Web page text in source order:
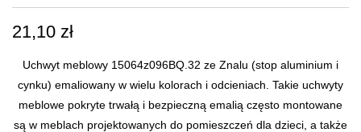
21,10 zł
Uchwyt meblowy 15064z096BQ.32 ze Znalu (stop aluminium i
cynku) emaliowany w wielu kolorach i odcieniach. Takie uchwyty
meblowe pokryte trwałą i bezpieczną emalią często montowane
są w meblach projektowanych do pomieszczeń dla dzieci, a także